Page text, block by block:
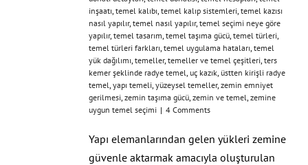
inşaatı, temel kalıbı, temel kalıp sistemleri, temel kazısı
nasıl yapılır, temel nasıl yapılır, temel seçimi neye göre
yapılır, temel tasarım, temel taşıma gücü, temel türleri,
temel türleri farkları, temel uygulama hataları, temel
yük dağılımı, temeller, temeller ve temel çeşitleri, ters
kemer şeklinde radye temel, uç kazık, üstten kirişli radye
temel, yapı temeli, yüzeysel temeller, zemin emniyet
gerilmesi, zemin taşıma gücü, zemin ve temel, zemine
uygun temel seçimi | 4 Comments
Yapı elemanlarından gelen yükleri zemine
güvenle aktarmak amacıyla oluşturulan